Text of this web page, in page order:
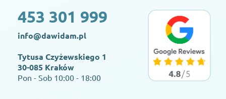
453 301 999
info@dawidam.pl
Tytusa Czyżewskiego 1
30-085 Kraków
Pon - Sob 10:00 - 18:00